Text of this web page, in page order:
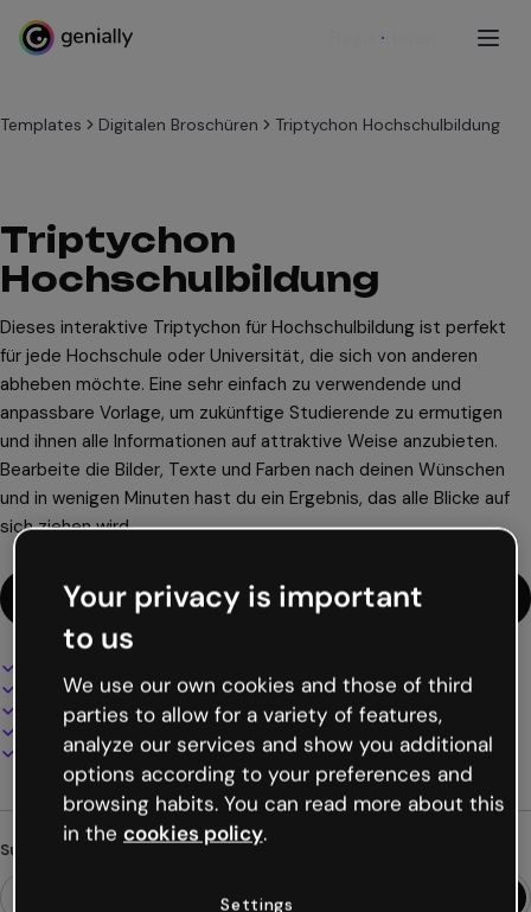
Registrieren
Templates Digitalen Broschüren Triptychon Hochschulbildung
Triptychon
Hochschulbildung
Dieses interaktive Triptychon für Hochschulbildung ist perfekt
für jede Hochschule oder Universität, die sich von anderen
abheben möchte. Eine sehr einfach zu verwendende und
anpassbare Vorlage, um zukünftige Studierende zu ermutigen
und ihnen alle Informationen auf attraktive Weise anzubieten.
Bearbeite die Bilder, Texte und Farben nach deinen Wünschen
und in wenigen Minuten hast du ein Ergebnis, das alle Blicke auf
sich ziehen wird.
Diese Vorlage verwenden
100% anpassbar
Audio, Video und Multimedia hinzufügen
Online präsentieren, teilen oder veröffentlichen
Als PDF, MP4 und andere Formate herunterladen
Suchst du etwas anderes?
Your privacy is important
to us
We use our own cookies and those of third
parties to allow for a variety of features,
analyze our services and show you additional
options according to your preferences and
browsing habits. You can read more about this
in the cookies policy.
Settings